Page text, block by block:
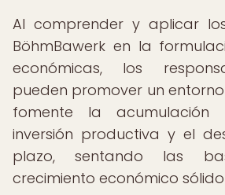
Al comprender y aplicar
BöhmBawerk en la
económicas, los
pueden promover un
fomente la
inversión productiva y el
plazo, sentando las
crecimiento económico